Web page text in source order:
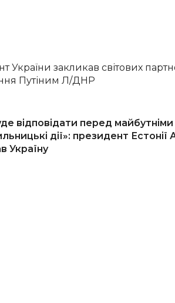
України закликав світових
Путіним Л/ДНР
відповідати перед
дії»: президент Естонії
Україну